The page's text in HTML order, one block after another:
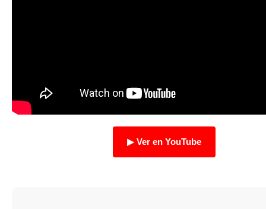
TRANSPARENCIA
▶ Ver en YouTube